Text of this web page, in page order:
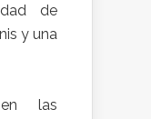
de
y una
las